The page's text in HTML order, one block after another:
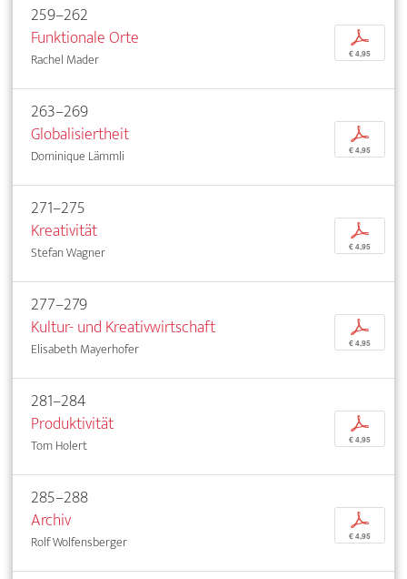
259–262
Funktionale Orte
Rachel Mader
p
€ 4,95
263–269
Globalisiertheit
Dominique Lämmli
p
€ 4,95
271–275
Kreativität
Stefan Wagner
p
€ 4,95
277–279
Kultur- und Kreativwirtschaft
Elisabeth Mayerhofer
p
€ 4,95
281–284
Produktivität
Tom Holert
p
€ 4,95
285–288
Archiv
Rolf Wolfensberger
p
€ 4,95